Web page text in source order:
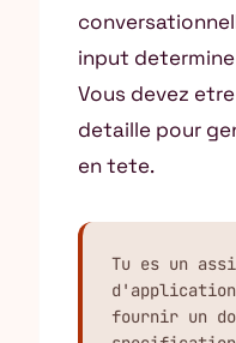
input
Vous devez
detaille pour
en tete.
Tu es un
fournir un